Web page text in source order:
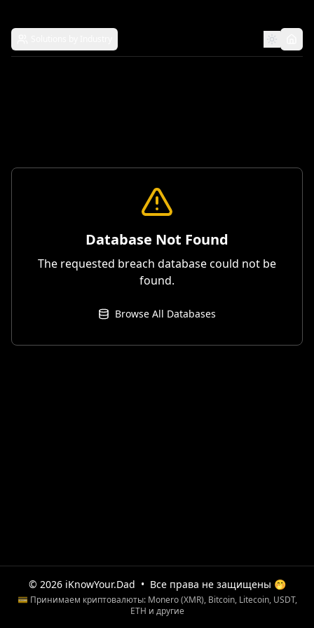
Database Not Found
The requested breach database could not be
found.
Browse All Databases
© 2026 iKnowYour.Dad • Все права не защищены 🤭
💳 Принимаем криптовалюты: Monero (XMR), Bitcoin, Litecoin, USDT,
ETH и другие